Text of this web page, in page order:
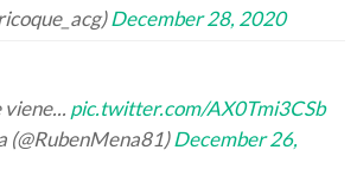
December 28, 2020
pic.twitter.com/AX0Tmi3CSb
(@RubenMena81) December 26,